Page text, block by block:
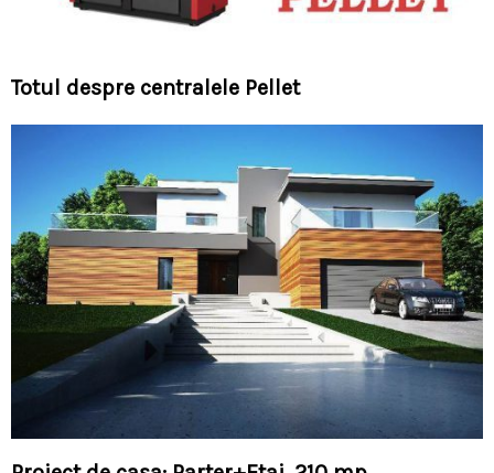
Totul despre centralele Pellet